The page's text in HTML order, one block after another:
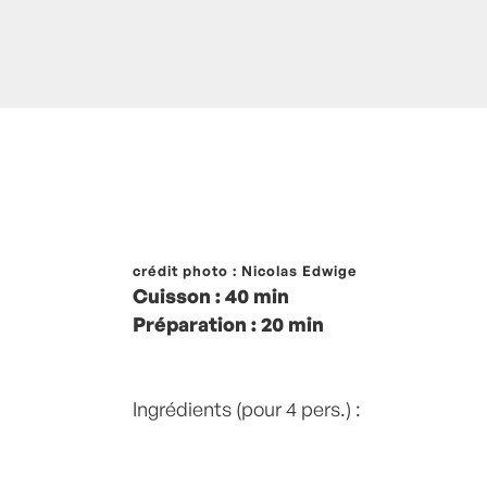
Posté à 21:10hin- Petits plats en
cerises,Desserts,
recette-home,sans gluten
crédit photo : Nicolas Edwige
Cuisson : 40 min
Préparation : 20 min
Ingrédients (pour 4 pers.) :